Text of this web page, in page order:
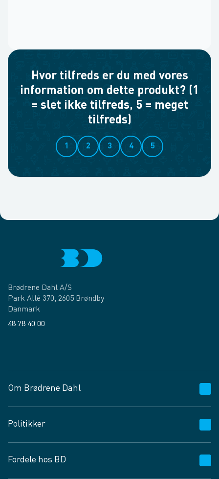
Hvor tilfreds er du med vores
information om dette produkt? (1
= slet ikke tilfreds, 5 = meget
tilfreds)
1 2 3 4 5
Brødrene Dahl A/S
Park Allé 370, 2605 Brøndby
Danmark
48 78 40 00
Om Brødrene Dahl
Vagttelefon 30 10 89 89
Spørgsmål og svar
Job og karriere
Politikker
Privatlivspolitik
Fordele hos BD